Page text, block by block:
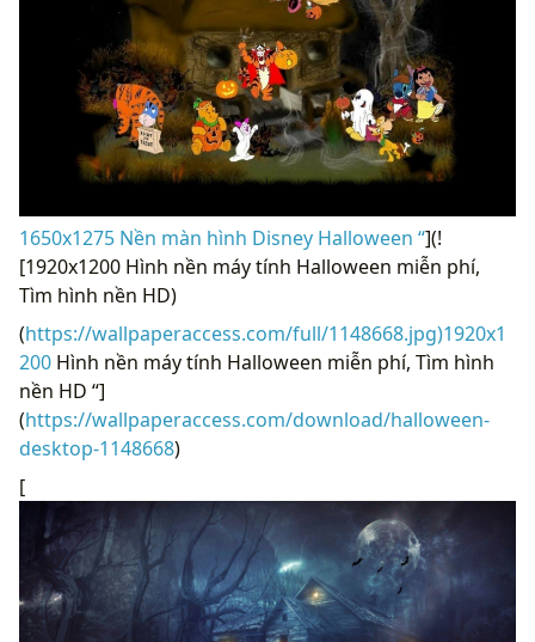
1650x1275 Nền màn hình Disney Halloween “](!
[1920x1200 Hình nền máy tính Halloween miễn phí,
Tìm hình nền HD)
(https://wallpaperaccess.com/full/1148668.jpg)1920x1
200 Hình nền máy tính Halloween miễn phí, Tìm hình
nền HD “]
(https://wallpaperaccess.com/download/halloween-
desktop-1148668)
[